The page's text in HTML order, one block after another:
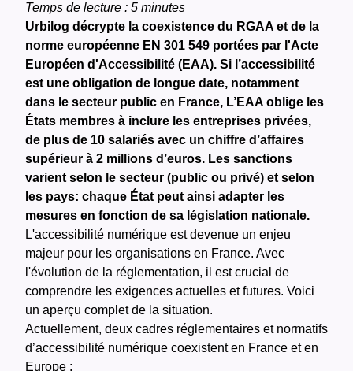
Temps de lecture : 5 minutes
Urbilog décrypte la coexistence du RGAA et de la
norme européenne EN 301 549 portées par l'Acte
Européen d'Accessibilité (EAA). Si l’accessibilité
est une obligation de longue date, notamment
dans le secteur public en France, L’EAA oblige les
États membres à inclure les entreprises privées,
de plus de 10 salariés avec un chiffre d’affaires
supérieur à 2 millions d’euros. Les sanctions
varient selon le secteur (public ou privé) et selon
les pays: chaque État peut ainsi adapter les
mesures en fonction de sa législation nationale.
L'accessibilité numérique est devenue un enjeu
majeur pour les organisations en France. Avec
l'évolution de la réglementation, il est crucial de
comprendre les exigences actuelles et futures. Voici
un aperçu complet de la situation.
Actuellement, deux cadres réglementaires et normatifs
d’accessibilité numérique coexistent en France et en
Europe :